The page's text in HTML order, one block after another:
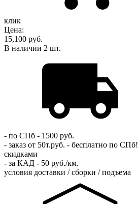
клик
Цена:
15,100 руб.
В наличии 2 шт.
- по СПб - 1500 руб.
- заказ от 50т.руб. - бесплатно по СПб!
скидками
- за КАД - 50 руб./км.
условия доставки / сборки / подъема